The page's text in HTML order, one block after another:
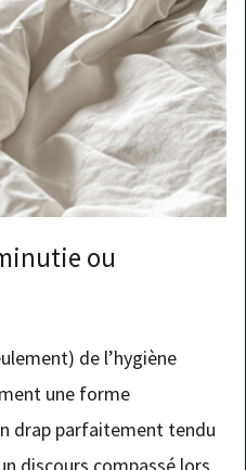
ou
de l’hygiène
une forme
drap parfaitement tendu
discours compassé lors